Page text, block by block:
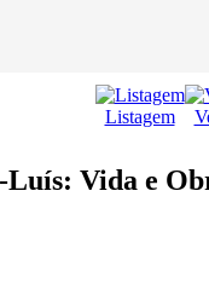
Listagem
Luís: Vida e